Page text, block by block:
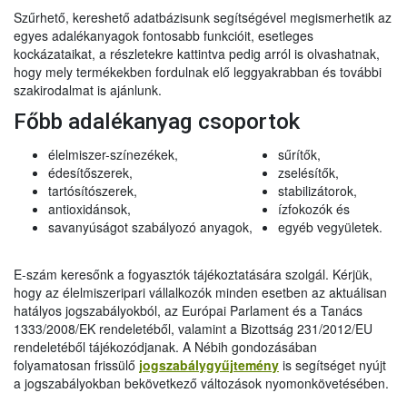
Szűrhető, kereshető adatbázisunk segítségével megismerhetik az
egyes adalékanyagok fontosabb funkcióit, esetleges
kockázataikat, a részletekre kattintva pedig arról is olvashatnak,
hogy mely termékekben fordulnak elő leggyakrabban és további
szakirodalmat is ajánlunk.
Főbb adalékanyag csoportok
élelmiszer-színezékek,
édesítőszerek,
tartósítószerek,
antioxidánsok,
savanyúságot szabályozó anyagok,
sűrítők,
zselésítők,
stabilizátorok,
ízfokozók és
egyéb vegyületek.
E-szám keresőnk a fogyasztók tájékoztatására szolgál. Kérjük,
hogy az élelmiszeripari vállalkozók minden esetben az aktuálisan
hatályos jogszabályokból, az Európai Parlament és a Tanács
1333/2008/EK rendeletéből, valamint a Bizottság 231/2012/EU
rendeletéből tájékozódjanak. A Nébih gondozásában
folyamatosan frissülő jogszabálygyűjtemény is segítséget nyújt
a jogszabályokban bekövetkező változások nyomonkövetésében.